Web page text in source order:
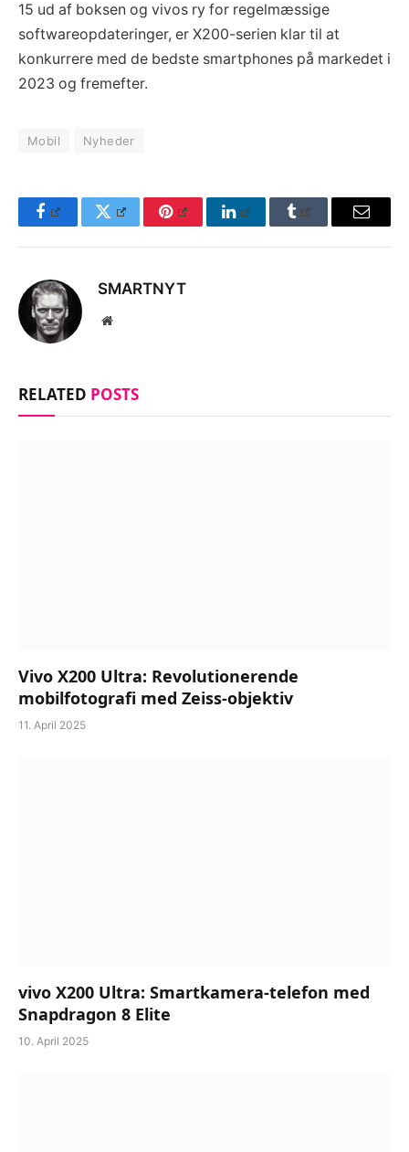
15 ud af boksen og vivos ry for regelmæssige
softwareopdateringer, er X200-serien klar til at
konkurrere med de bedste smartphones på markedet i
2023 og fremefter.
Mobil Nyheder
FacebookTwitter Pinterest LinkedInTumblr Email
SMARTNYT
Website
RELATED POSTS
Vivo X200 Ultra: Revolutionerende
mobilfotografi med Zeiss-objektiv
11. April 2025
vivo X200 Ultra: Smartkamera-telefon med
Snapdragon 8 Elite
10. April 2025